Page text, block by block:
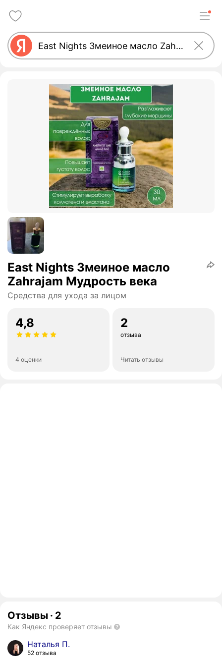
East Nights Змеиное масло
Zahrajam Мудрость века
Средства для ухода за лицом
4,8
4 оценки
2
отзыва
Читать отзывы
Отзывы · 2
Как Яндекс проверяет отзывы
Наталья П.
52 отзыва